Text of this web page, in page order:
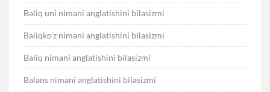
Baliq uni nimani anglatishini bilasizmi
Baliqko’z nimani anglatishini bilasizmi
Baliq nimani anglatishini bilasizmi
Balans nimani anglatishini bilasizmi